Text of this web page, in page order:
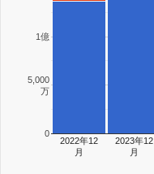
2022年12
月
2023年12
月
0
5,000
万
1億